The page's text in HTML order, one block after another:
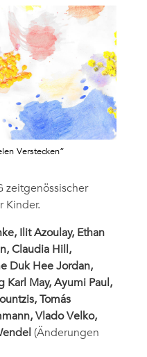
Verstecken“
zeitgenössischer
Kinder.
Ilit Azoulay, Ethan
Claudia Hill,
Duk Hee Jordan,
Karl May, Ayumi Paul,
Tomás
Vlado Velko,
(Änderungen